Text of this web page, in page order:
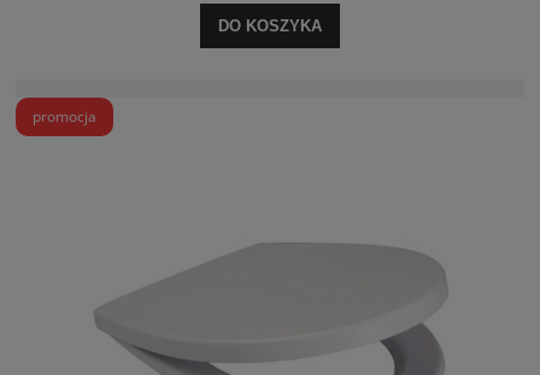
DO KOSZYKA
promocja